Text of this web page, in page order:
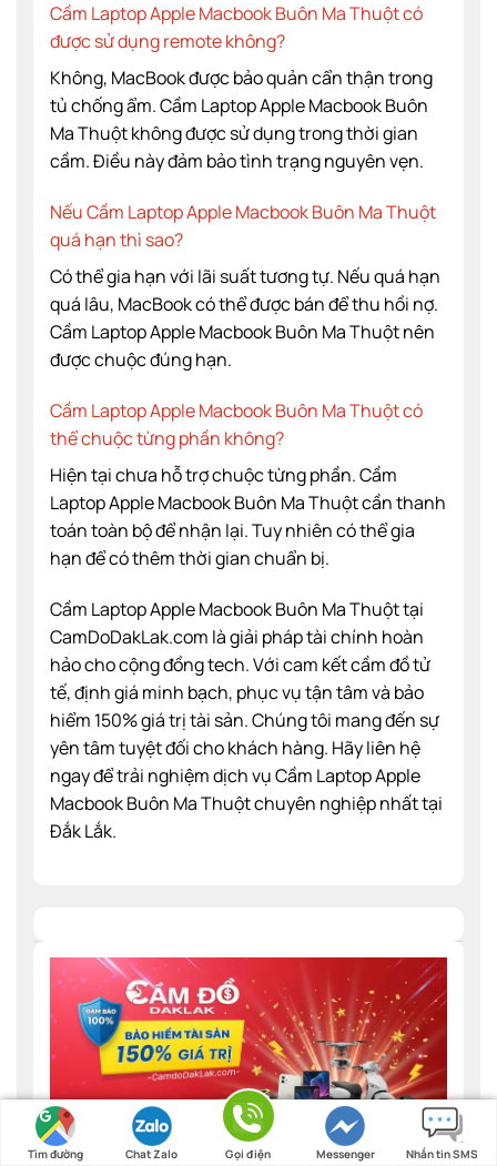
Cầm Laptop Apple Macbook Buôn Ma Thuột có
được sử dụng remote không?
Không, MacBook được bảo quản cẩn thận trong
tủ chống ẩm. Cầm Laptop Apple Macbook Buôn
Ma Thuột không được sử dụng trong thời gian
cầm. Điều này đảm bảo tình trạng nguyên vẹn.
Nếu Cầm Laptop Apple Macbook Buôn Ma Thuột
quá hạn thì sao?
Có thể gia hạn với lãi suất tương tự. Nếu quá hạn
quá lâu, MacBook có thể được bán để thu hồi nợ.
Cầm Laptop Apple Macbook Buôn Ma Thuột nên
được chuộc đúng hạn.
Cầm Laptop Apple Macbook Buôn Ma Thuột có
thể chuộc từng phần không?
Hiện tại chưa hỗ trợ chuộc từng phần. Cầm
Laptop Apple Macbook Buôn Ma Thuột cần thanh
toán toàn bộ để nhận lại. Tuy nhiên có thể gia
hạn để có thêm thời gian chuẩn bị.
Cầm Laptop Apple Macbook Buôn Ma Thuột tại
CamDoDakLak.com là giải pháp tài chính hoàn
hảo cho cộng đồng tech. Với cam kết cầm đồ tử
tế, định giá minh bạch, phục vụ tận tâm và bảo
hiểm 150% giá trị tài sản. Chúng tôi mang đến sự
yên tâm tuyệt đối cho khách hàng. Hãy liên hệ
ngay để trải nghiệm dịch vụ Cầm Laptop Apple
Macbook Buôn Ma Thuột chuyên nghiệp nhất tại
Đắk Lắk.
Tìm đường Chat Zalo Gọi điện Messenger Nhắn tin SMS